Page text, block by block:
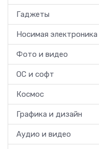
Гаджеты
Носимая электроника
Фото и видео
ОС и софт
Космос
Графика и дизайн
Аудио и видео